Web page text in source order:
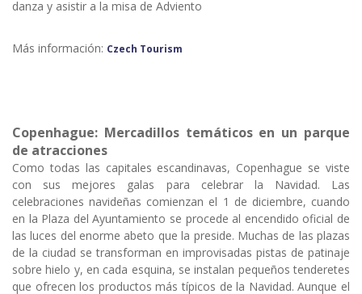
danza y asistir a la misa de Adviento
Más información: Czech Tourism
Copenhague: Mercadillos temáticos en un parque
de atracciones
Como todas las capitales escandinavas, Copenhague se viste
con sus mejores galas para celebrar la Navidad. Las
celebraciones navideñas comienzan el 1 de diciembre, cuando
en la Plaza del Ayuntamiento se procede al encendido oficial de
las luces del enorme abeto que la preside. Muchas de las plazas
de la ciudad se transforman en improvisadas pistas de patinaje
sobre hielo y, en cada esquina, se instalan pequeños tenderetes
que ofrecen los productos más típicos de la Navidad. Aunque el